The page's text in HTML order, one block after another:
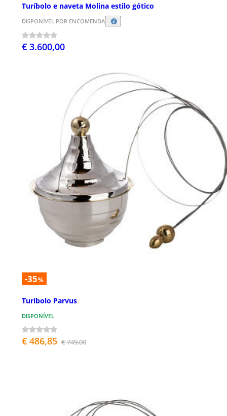
Turíbolo e naveta Molina estilo gótico
DISPONÍVEL POR ENCOMENDA
€ 3.600,00
-35%
Turíbolo Parvus
DISPONÍVEL
€ 486,85 € 749,00